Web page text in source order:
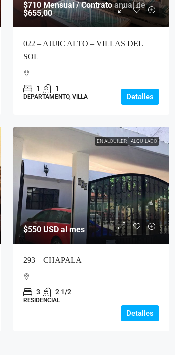
$710 Mensual / Contrato anual de
$655,00
022 – AJIJIC ALTO – VILLAS DEL
SOL
1 1
DEPARTAMENTO, VILLA Detalles
EN ALQUILER ALQUILADO
$550 USD al mes
293 – CHAPALA
3 2 1/2
RESIDENCIAL
Detalles